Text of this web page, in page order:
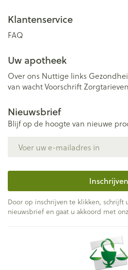
Klantenservice
FAQ
Uw apotheek
Over ons Nuttige links
van wachtVoorschriftZorgtarieven
Nieuwsbrief
Blijf op de hoogte van nieuwe
Inschrijven
Door op inschrijven te klikken, schrijft
nieuwsbrief en gaat u akkoord met